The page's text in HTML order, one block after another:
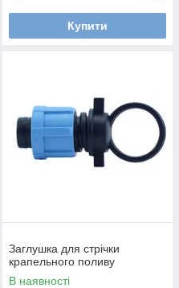
Купити
Заглушка для стрічки
крапельного поливу
В наявності